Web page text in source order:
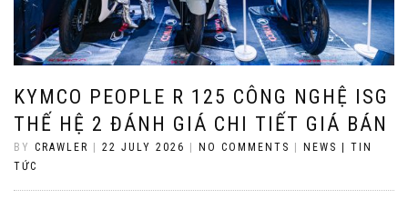
KYMCO PEOPLE R 125 CÔNG NGHỆ ISG
THẾ HỆ 2 ĐÁNH GIÁ CHI TIẾT GIÁ BÁN
BY CRAWLER 22 JULY 2026 NO COMMENTS
NEWS | TIN
TỨC